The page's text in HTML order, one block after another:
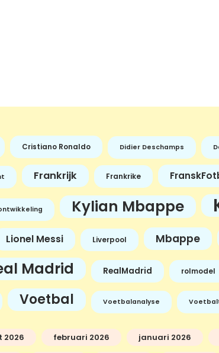
Cristiano Ronaldo Didier Deschamps
Frankrijk Frankrike
Kylian Mbappe
Lionel Messi Liverpool Mbappe
Madrid RealMadrid rolmodel
Voetbal Voetbalanalyse
2026 februari 2026 januari 2026